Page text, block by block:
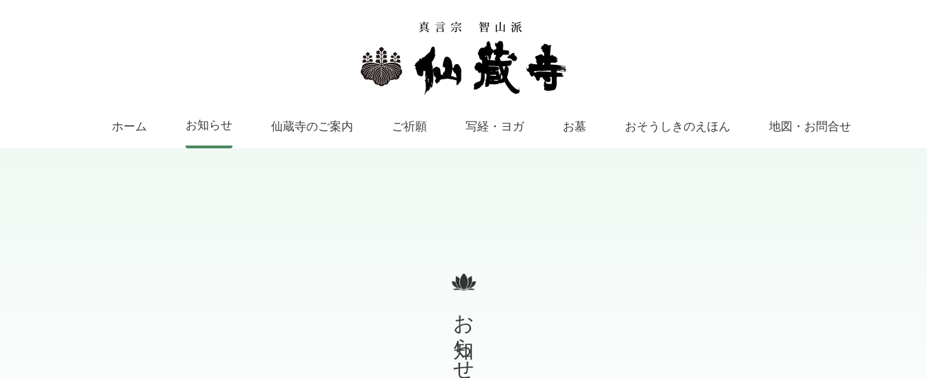
ホーム お知らせ 仙蔵寺のご案内 ご祈願 写経・ヨガ お墓 おそうしきのえほん 地図・お問合せ
お知らせ